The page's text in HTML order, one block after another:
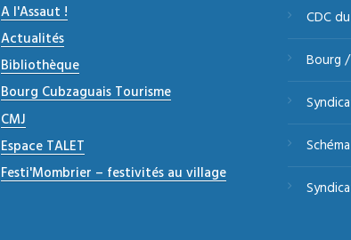
A l'Assaut !
Actualités
Bibliothèque
Bourg Cubzaguais Tourisme
CMJ
Espace TALET
Festi'Mombrier – festivités au village
CDC
Bourg